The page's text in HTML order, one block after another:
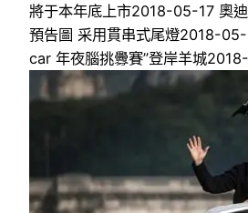
將于本年底上市2018-05-17 奧
預告圖 采用貫串式尾燈2018-05-
car 年夜腦挑釁賽”登岸羊城